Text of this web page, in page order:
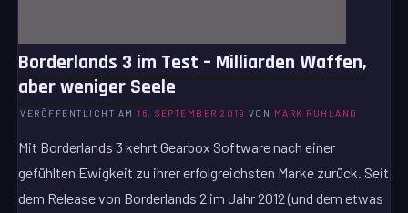
Borderlands 3 im Test – Milliarden Waffen,
aber weniger Seele
VERÖFFENTLICHT AM 16. SEPTEMBER 2019 VON MARK RUHLAND
Mit Borderlands 3 kehrt Gearbox Software nach einer
gefühlten Ewigkeit zu ihrer erfolgreichsten Marke zurück. Seit
dem Release von Borderlands 2 im Jahr 2012 (und dem etwas